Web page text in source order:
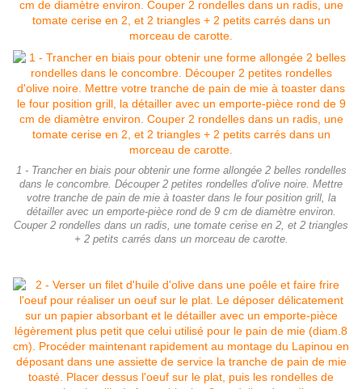
1 - Trancher en biais pour obtenir une forme allongée 2 belles rondelles
dans le concombre. Découper 2 petites rondelles d'olive noire. Mettre
votre tranche de pain de mie à toaster dans le four position grill, la
détailler avec un emporte-pièce rond de 9 cm de diamètre environ.
Couper 2 rondelles dans un radis, une tomate cerise en 2, et 2 triangles
+ 2 petits carrés dans un morceau de carotte.